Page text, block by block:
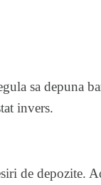
sa depuna
invers.
de depozite.